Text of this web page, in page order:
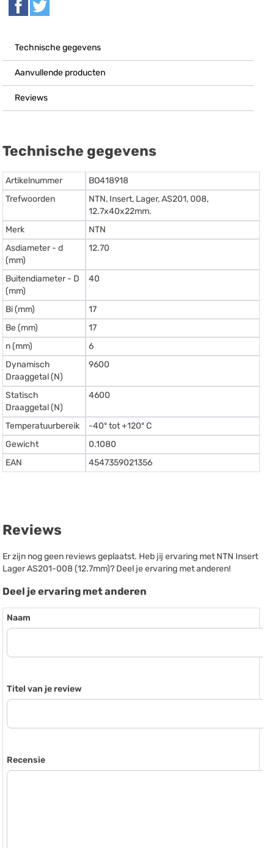
Technische gegevens
Aanvullende producten
Reviews
Technische gegevens
Artikelnummer
BO418918
Trefwoorden
NTN, Insert, Lager, AS201, 008,
12.7x40x22mm.
Merk
NTN
Asdiameter - d
(mm)
12.70
Buitendiameter - D
(mm)
40
Bi (mm)
17
Be (mm)
17
n (mm)
6
Dynamisch
Draaggetal (N)
9600
Statisch
Draaggetal (N)
4600
Temperatuurbereik
-40º tot +120º C
Gewicht
0.1080
EAN
4547359021356
Reviews
Er zijn nog geen reviews geplaatst. Heb jij ervaring met NTN Insert
Lager AS201-008 (12.7mm)? Deel je ervaring met anderen!
Deel je ervaring met anderen
Naam
Titel van je review
Recensie